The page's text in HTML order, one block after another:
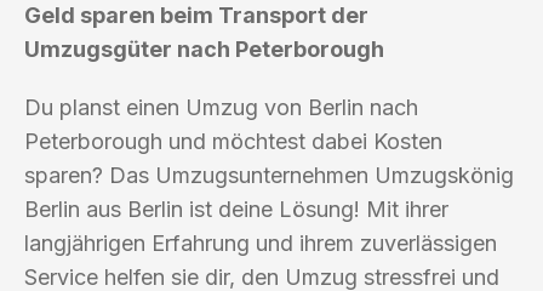
Geld sparen beim Transport der
Umzugsgüter nach Peterborough
Du planst einen Umzug von Berlin nach
Peterborough und möchtest dabei Kosten
sparen? Das Umzugsunternehmen Umzugskönig
Berlin aus Berlin ist deine Lösung! Mit ihrer
langjährigen Erfahrung und ihrem zuverlässigen
Service helfen sie dir, den Umzug stressfrei und